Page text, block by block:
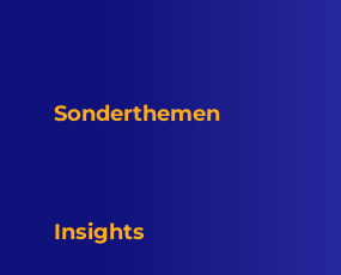
Sonderthemen
Insights